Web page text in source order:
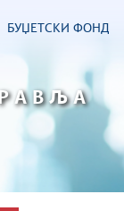
БУЏЕТСКИ ФОНД